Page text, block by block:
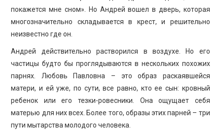
покажется мне сном». Но Андрей вошел в дверь, которая
многозначительно складывается в крест, и решительно
неизвестно где он.
Андрей действительно растворился в воздухе. Но его
частицы будто бы проглядываются в нескольких похожих
парнях. Любовь Павловна – это образ раскаявшейся
матери, и ей уже, по сути, все равно, кто ее сын: кровный
ребенок или его тезки-ровесники. Она ощущает себя
матерью для них всех. Более того, образы этих парней – три
пути мытарства молодого человека.